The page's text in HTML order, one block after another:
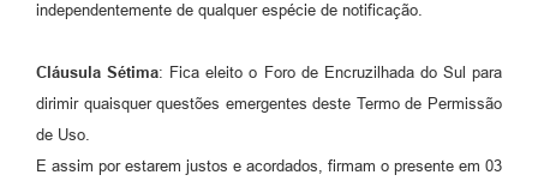
independentemente de qualquer espécie de notificação.
Cláusula Sétima: Fica eleito o Foro de Encruzilhada do Sul para
dirimir quaisquer questões emergentes deste Termo de Permissão
de Uso.
E assim por estarem justos e acordados, firmam o presente em 03